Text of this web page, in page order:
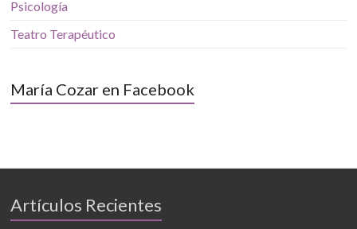
Psicología
Teatro Terapéutico
María Cozar en Facebook
Artículos Recientes